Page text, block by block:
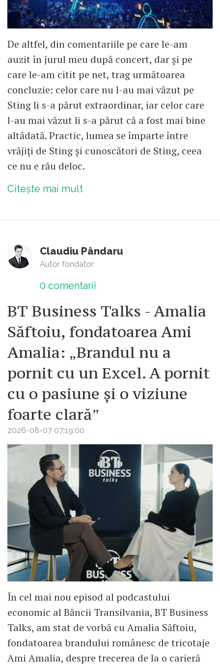
De altfel, din comentariile pe care le-am
auzit în jurul meu după concert, dar și pe
care le-am citit pe net, trag următoarea
concluzie: celor care nu l-au mai văzut pe
Sting li s-a părut extraordinar, iar celor care
l-au mai văzut li s-a părut că a fost mai bine
altădată. Practic, lumea se împarte între
vrăjiți de Sting și cunoscători de Sting, ceea
ce nu e rău deloc.
Citește mai mult
Claudiu Pândaru
Autor fondator
0 comentarii
BT Business Talks - Amalia
Săftoiu, fondatoarea Ami
Amalia: „Brandul nu a
pornit cu un Excel. A pornit
cu o pasiune și o viziune
foarte clară”
2026-08-07 07:19:00
În cel mai nou episod al podcastului
economic al Băncii Transilvania, BT Business
Talks, am stat de vorbă cu Amalia Săftoiu,
fondatoarea brandului românesc de tricotaje
Ami Amalia, despre trecerea de la o carieră